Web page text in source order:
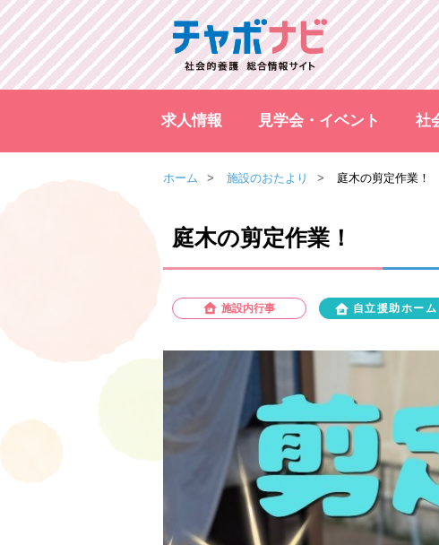
求人情報 見学会・イベント 社
ホーム 施設のおたより 庭木の剪定作業！
庭木の剪定作業！
施設内行事 自立援助ホーム